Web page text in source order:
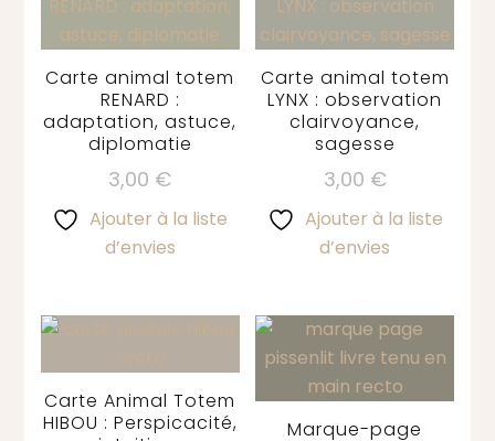
Carte animal totem
RENARD :
adaptation, astuce,
diplomatie
3,00 €
Ajouter à la liste
d’envies
Carte animal totem
LYNX : observation
clairvoyance,
sagesse
3,00 €
Ajouter à la liste
d’envies
Carte Animal Totem
HIBOU : Perspicacité,
Marque-page